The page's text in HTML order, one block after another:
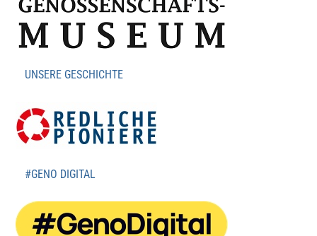
UNSERE GESCHICHTE
#GENO DIGITAL